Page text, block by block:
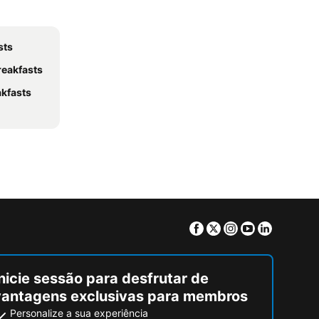
Facebook
TwitterInstagram
Youtube
sessão para desfrutar de
exclusivas para membros
Personalize a sua experiência